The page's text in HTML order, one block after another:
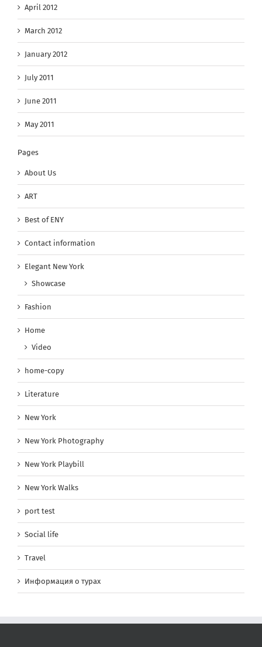
April 2012
March 2012
January 2012
July 2011
June 2011
May 2011
Pages
About Us
ART
Best of ENY
Contact information
Elegant New York
Showcase
Fashion
Home
Video
home-copy
Literature
New York
New York Photography
New York Playbill
New York Walks
port test
Social life
Travel
Информация о турах